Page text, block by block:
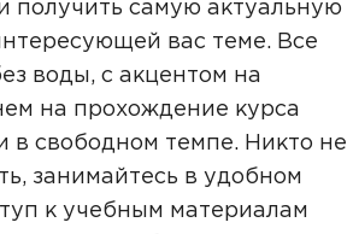
получить самую актуальную
вас теме. Все
воды, с акцентом на
на прохождение курса
в свободном темпе. Никто не
занимайтесь в удобном
к учебным материалам